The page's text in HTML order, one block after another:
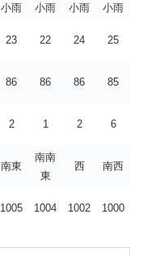
小雨 小雨 小雨
小雨
23 22 24 25
86 86 86 85
2 1 2 6
南東
南南
東
西 南西
1005 1004 1002 1000